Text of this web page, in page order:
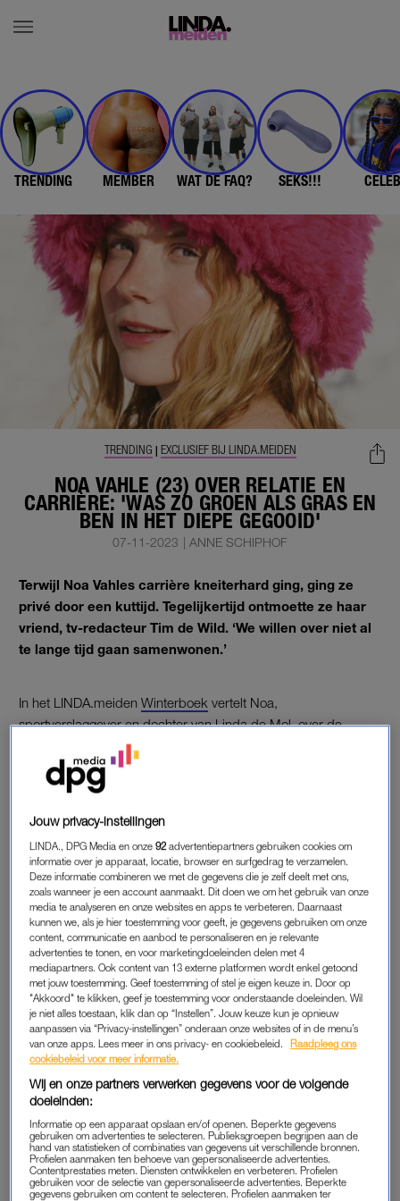
TRENDING MEMBER WAT DE FAQ? SEKS!!!
NOA VAHLE (23) OVER RELATIE EN
CARRIÈRE: 'WAS ZO GROEN ALS GRAS EN
BEN IN HET DIEPE GEGOOID'
TRENDING | EXCLUSIEF BIJ LINDA.MEIDEN
07-11-2023 | ANNE SCHIPHOF
Terwijl Noa Vahles carrière kneiterhard ging, ging ze
privé door een kuttijd. Tegelijkertijd ontmoette ze haar
vriend, tv-redacteur Tim de Wild. ‘We willen over niet al
te lange tijd gaan samenwonen.’
In het LINDA.meiden Winterboek vertelt Noa,
sportverslaggever en dochter van Linda de Mol, over de
turbulente tijd voor haar familie, haar relatie en haar
succesvolle carrière.
SAMENWONEN
Zo’n twee jaar geleden ontmoetten Noa en Tim elkaar op de
filmpremière vanAlles op Tafel. Hij is vijf jaar ouder en werkt
ook in de televisiewereld. Ook is hij net zo ambitieus en net zo
gek op sport.
“En we vinden dezelfde dingen belangrijk in het leven”, vertelt
Noa. “Ik zeg weleens tegen hem: als ik jou had ontmoet toen je
nog vier avonden per week in de lampen hing, had het niet
gewerkt. Maar we zijn elkaar op het juiste moment
tegengekomen. De eerste date heb ik afgezegd, maar twee
weken later gingen we alsnog uit eten. Vanaf toen was het
aan.”
“Serieus allemaal hè?”, zegt ze lachend als ze iets later vertelt
dat ze over niet al te lange tijd wil gaan samenwonen.
Jouw privacy-instellingen
LINDA., DPG Media en onze92 advertentiepartners gebruiken cookies om
informatie over je apparaat, locatie, browser en surfgedrag te verzamelen.
Deze informatie combineren we met de gegevens die je zelf deelt met ons,
zoals wanneer je een account aanmaakt. Dit doen we om het gebruik van onze
media te analyseren en onze websites en apps te verbeteren. Daarnaast
kunnen we, als je hier toestemming voor geeft, je gegevens gebruiken om onze
content, communicatie en aanbod te personaliseren en je relevante
advertenties te tonen, en voor marketingdoeleinden delen met 4
mediapartners. Ook content van 13 externe platformen wordt enkel getoond
met jouw toestemming. Geef toestemming of stel je eigen keuze in. Door op
"Akkoord" te klikken, geef je toestemming voor onderstaande doeleinden. Wil
je niet alles toestaan, klik dan op “Instellen”. Jouw keuze kun je opnieuw
aanpassen via “Privacy-instellingen” onderaan onze websites of in de menu’s
van onze apps. Lees meer in ons privacy- en cookiebeleid.
Raadpleeg ons
cookiebeleid voor meer informatie.
Wij en onze partners verwerken gegevens voor de volgende
doeleinden:
Informatie op een apparaat opslaan en/of openen. Beperkte gegevens
gebruiken om advertenties te selecteren. Publieksgroepen begrijpen aan de
hand van statistieken of combinaties van gegevens uit verschillende bronnen.
Profielen aanmaken ten behoeve van gepersonaliseerde advertenties.
Contentprestaties meten. Diensten ontwikkelen en verbeteren. Profielen
gebruiken voor de selectie van gepersonaliseerde advertenties. Beperkte
gegevens gebruiken om content te selecteren. Profielen aanmaken ter